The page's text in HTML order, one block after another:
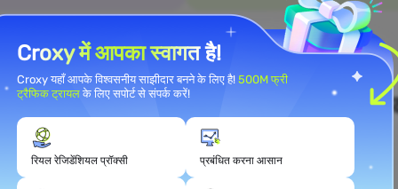
उपयोग मामले की आवश्यकताओं को पूरा
Croxy में आपका स्वागत है!
Croxy यहाँ आपके विश्वसनीय साझीदार बनने के लिए है! 500M फ्री
ट्रैफिक ट्रायलके लिए सपोर्ट से संपर्क करें!
रियल रेजिडेंशियल प्रॉक्सी प्रबंधित करना आसान